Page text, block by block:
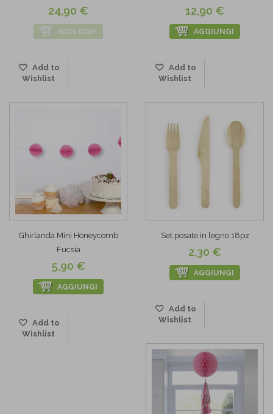
24,90 €
NON DISP.
Add to
Wishlist
12,90 €
AGGIUNGI
Add to
Wishlist
Ghirlanda Mini Honeycomb
Fucsia
5,90 €
AGGIUNGI
Add to
Wishlist
Set posate in legno 18pz
2,30 €
AGGIUNGI
Add to
Wishlist